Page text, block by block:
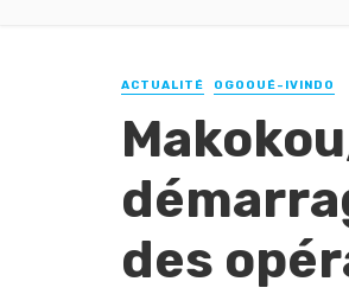
ACTUALITÉ OGOOUÉ-IVINDO
des